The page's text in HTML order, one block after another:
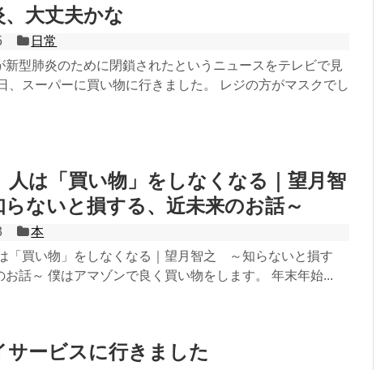
、大丈夫かな
日常
新型肺炎のために閉鎖されたというニュースをテレビで見
、スーパーに買い物に行きました。 レジの方がマスクでし
人は「買い物」をしなくなる｜望月智
ないと損する、近未来のお話～
本
「買い物」をしなくなる｜望月智之 ～知らないと損す
お話～ 僕はアマゾンで良く買い物をします。 年末年始...
サービスに行きました